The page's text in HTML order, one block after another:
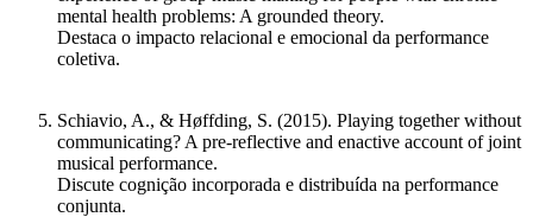
mental health problems: A grounded theory.
Destaca o impacto relacional e emocional da performance
coletiva.
Schiavio, A., & Høffding, S. (2015). Playing together without
communicating? A pre-reflective and enactive account of joint
musical performance.
Discute cognição incorporada e distribuída na performance
conjunta.